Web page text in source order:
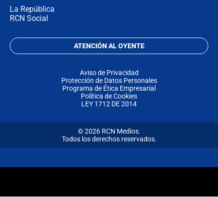
La República
RCN Social
ATENCIÓN AL OYENTE
Aviso de Privacidad
Protección de Datos Personales
Programa de Ética Empresarial
Política de Cookies
LEY 1712 DE 2014
© 2026 RCN Medios.
Todos los derechos reservados.